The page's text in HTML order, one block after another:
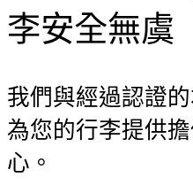
李安全無虞
我們與經過認證
為您的行李提供
心。